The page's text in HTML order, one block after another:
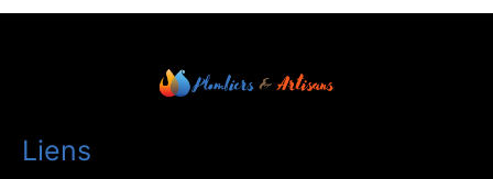
Liens